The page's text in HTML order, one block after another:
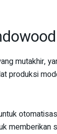
mutakhir,
produksi